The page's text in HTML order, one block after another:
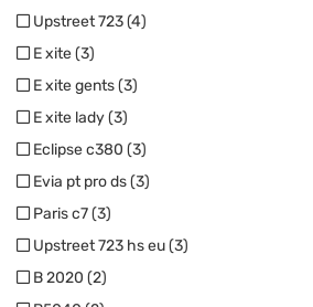
Upstreet 723 (4)
E xite (3)
E xite gents (3)
E xite lady (3)
Eclipse c380 (3)
Evia pt pro ds (3)
Paris c7 (3)
Upstreet 723 hs eu (3)
B 2020 (2)